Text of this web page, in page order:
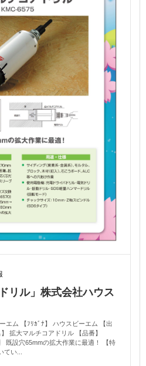
リル」株式会社ハウス
エム 【ﾌﾘｶﾞﾅ】 ハウスビーエム 【出
拡大マルチコアドリル 【品番】
既設穴65mmの拡大作業に最適！ 【特
い...